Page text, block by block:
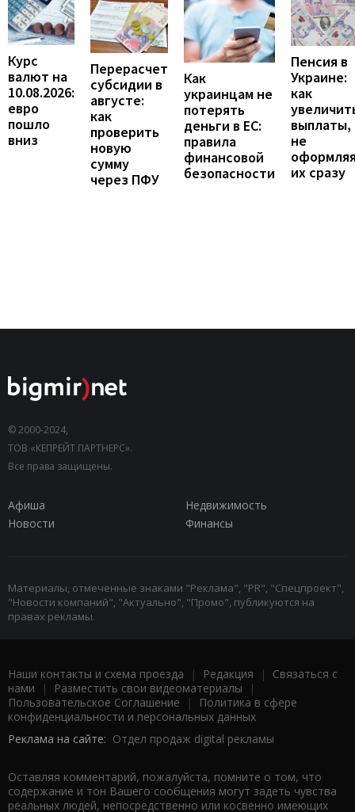
Курс
валют на
10.08.2026:
евро
пошло
вниз
Перерасчет
субсидии в
августе:
как
проверить
новую
сумму
через ПФУ
Как
украинцам не
потерять
деньги в ЕС:
правила
финансовой
безопасности
Пенсия в
Украине:
как
выплаты,
не
их сразу
© 2000-2024,
ТОВ «КЕПРЕЙТ ПАРТНЕРС».
Все права защищены.
Афиша
Недвижимость
Новости
Финансы
Материалы, отмеченные знаками "Реклама", "PR", "Спецпроект",
"Новости компаний", "Актуально", "Промо", публикуются на
правах рекламы.
Наши контакты и схема проезда | Редакция | Связаться с
нами | Разместить свои видеоматериалы |
Пользовательское Соглашение |
Политика в сфере
конфиденциальности и персональных данных
Реклама на сайте: Отдел продаж digital рекламы
Оставляя комментарий, пожалуйста, помните о том, что
содержание и тон Вашего сообщения могут задеть чувства
реальных людей, непосредственно или косвенно имеющих